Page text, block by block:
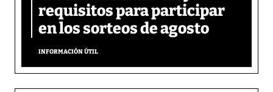
requisitos para participar
en los sorteos de agosto
INFORMACIÓN ÚTIL